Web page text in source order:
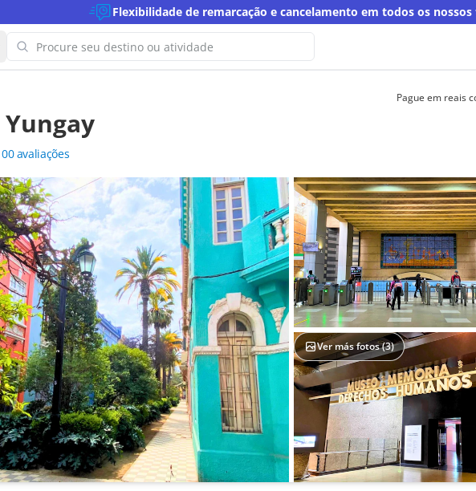
Flexibilidade de remarcação e cancelamento em todos os
esta busca
Tente outra palavra-chave
Ver más fotos (3)
Pague em reais
avaliações